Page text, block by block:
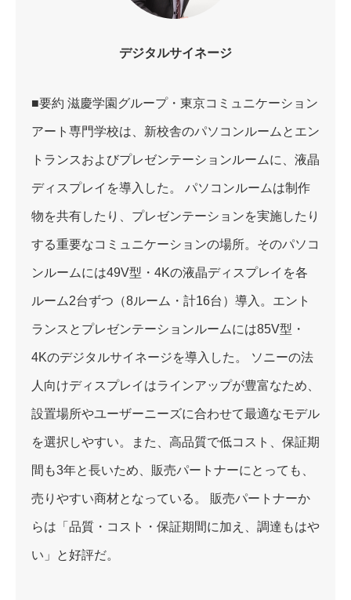
デジタルサイネージ
■要約 滋慶学園グループ・東京コミュニケーション
アート専門学校は、新校舎のパソコンルームとエン
トランスおよびプレゼンテーションルームに、液晶
ディスプレイを導入した。 パソコンルームは制作
物を共有したり、プレゼンテーションを実施したり
する重要なコミュニケーションの場所。そのパソコ
ンルームには49V型・4Kの液晶ディスプレイを各
ルーム2台ずつ（8ルーム・計16台）導入。エント
ランスとプレゼンテーションルームには85V型・
4Kのデジタルサイネージを導入した。 ソニーの法
人向けディスプレイはラインアップが豊富なため、
設置場所やユーザーニーズに合わせて最適なモデル
を選択しやすい。また、高品質で低コスト、保証期
間も3年と長いため、販売パートナーにとっても、
売りやすい商材となっている。 販売パートナーか
らは「品質・コスト・保証期間に加え、調達もはや
い」と好評だ。